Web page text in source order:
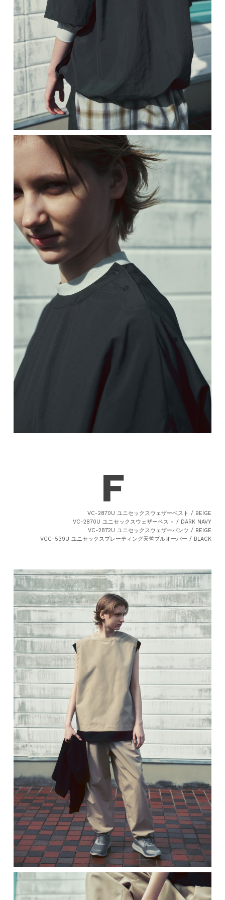
VC-2870U ユニセックスウェザーベスト / BEIGE
VC-2870U ユニセックスウェザーベスト / DARK NAVY
VC-2872U ユニセックスウェザーパンツ / BEIGE
VCC-539U ユニセックスプレーティング天竺プルオーバー / BLACK